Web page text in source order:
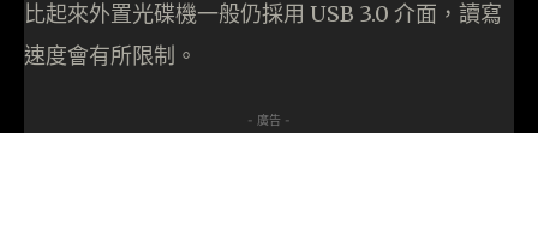
比起來外置光碟機一般仍採用 USB 3.0 介面，讀寫
速度會有所限制。
- 廣告 -